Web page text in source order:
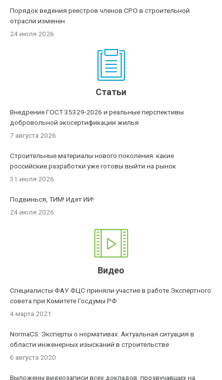
Порядок ведения реестров членов СРО в строительной
отрасли изменен
24 июля 2026
Статьи
Внедрение ГОСТ 35329-2026 и реальные перспективы
добровольной экосертификации жилья
7 августа 2026
Строительные материалы нового поколения: какие
российские разработки уже готовы выйти на рынок
31 июля 2026
Подвинься, ТИМ! Идет ИИ!
24 июля 2026
Видео
Специалисты ФАУ ФЦС приняли участие в работе Экспертного
совета при Комитете Госдумы РФ
4 марта 2021
NormaCS. Эксперты о нормативах. Актуальная ситуация в
области инженерных изысканий в строительстве
6 августа 2020
Выложены видеозаписи всех докладов, прозвучавших на